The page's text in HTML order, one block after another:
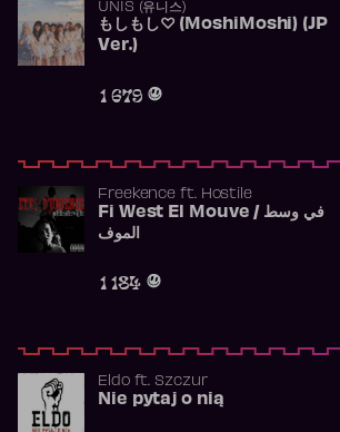
UNIS (유니스)
もしもし♡ (MoshiMoshi) (JP
Ver.)
1 679
Freekence ft. Hostile
Fi West El Mouve / في وسط
الموف
1 184
Eldoft. Szczur
Nie pytaj o nią